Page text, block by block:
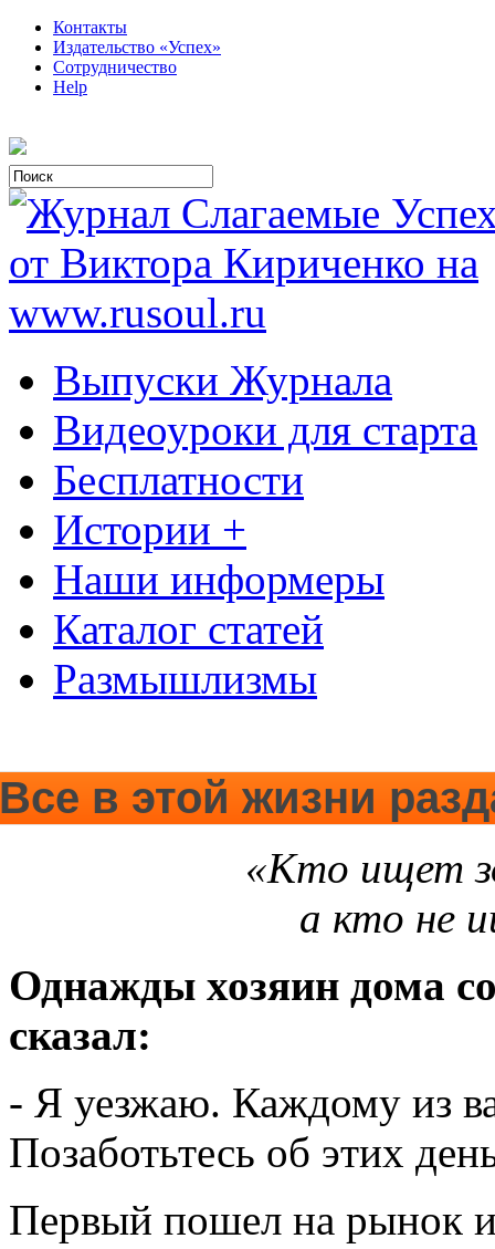
Контакты
Издательство «Успех»
Сотрудничество
Help
Выпуски Журнала
Видеоуроки для старта
Бесплатности
Истории +
Наши информеры
Каталог статей
Размышлизмы
Все в этой жизни
«Кто ищет
а кто не
Однажды хозяин дома
сказал:
- Я уезжаю. Каждому из
Позаботьтесь об этих
Первый пошел на рынок и